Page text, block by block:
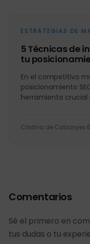
ESTRATEGIAS DE
5 Técnicas de
tu
En el competitivo
posicionamiento
herramienta crucial
Cristina de Cabanyes
Comentarios
Sé el primero en
tus dudas o tu